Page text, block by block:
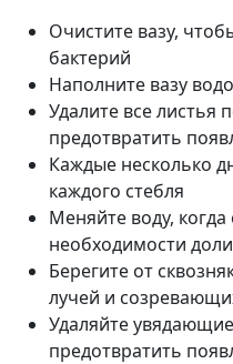
Очистите вазу,
бактерий
Наполните вазу
Удалите все листья
предотвратить
Каждые несколько
каждого стебля
Меняйте воду,
необходимости
Берегите от
лучей и
Удаляйте
предотвратить